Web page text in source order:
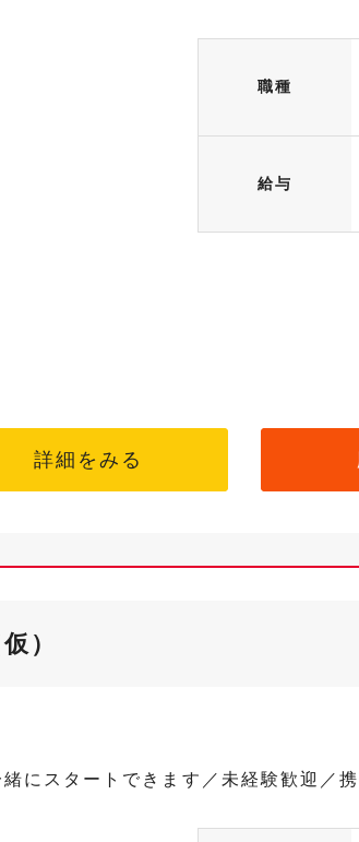
職種
給与
詳細をみる
）
にスタートできます／未経験歓迎／携